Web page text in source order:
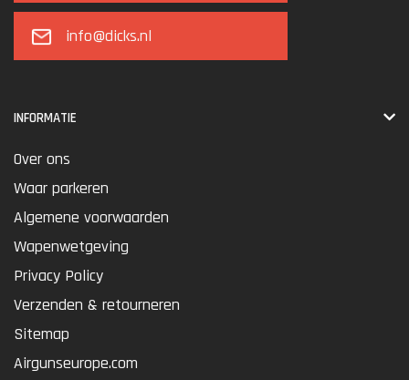
info@dicks.nl
INFORMATIE
Over ons
Waar parkeren
Algemene voorwaarden
Wapenwetgeving
Privacy Policy
Verzenden & retourneren
Sitemap
Airgunseurope.com